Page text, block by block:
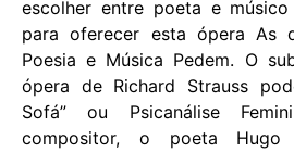
escolher entre poeta e
para oferecer esta ópera As
Poesia e Música Pedem. O
ópera de Richard Strauss
Sofá” ou Psicanálise
compositor, o poeta Hugo